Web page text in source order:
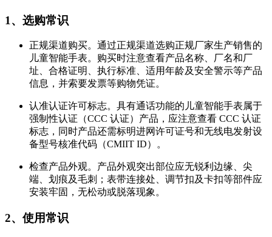
1、选购常识
正规渠道购买。通过正规渠道选购正规厂家生产销售的
儿童智能手表。购买时注意查看产品名称、厂名和厂
址、合格证明、执行标准、适用年龄及安全警示等产品
信息，并索要发票等购物凭证。
认准认证许可标志。具有通话功能的儿童智能手表属于
强制性认证（CCC 认证）产品，应注意查看 CCC 认证
标志，同时产品还需标明进网许可证号和无线电发射设
备型号核准代码（CMIIT ID）。
检查产品外观。产品外观突出部位应无锐利边缘、尖
端、划痕及毛刺；表带连接处、调节扣及卡扣等部件应
安装牢固，无松动或脱落现象。
2、使用常识